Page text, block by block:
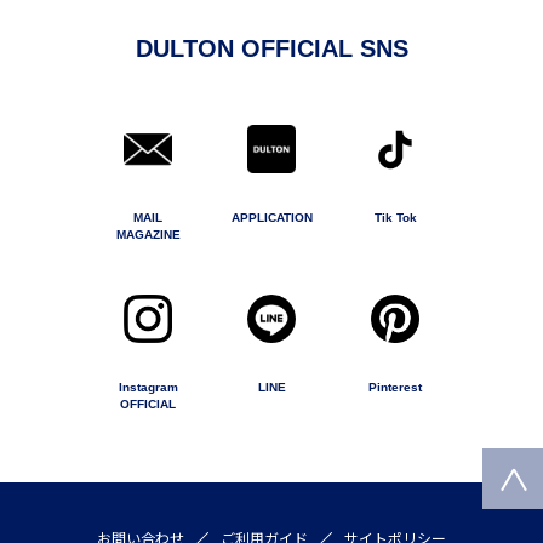
DULTON OFFICIAL SNS
MAIL
MAGAZINE
APPLICATION Tik Tok
Instagram
OFFICIAL
LINE Pinterest
お問い合わせ ご利用ガイド サイトポリシー